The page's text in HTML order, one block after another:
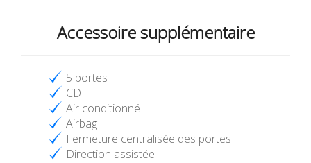
Accessoire supplémentaire
5 portes
CD
Air conditionné
Airbag
Fermeture centralisée des portes
Direction assistée